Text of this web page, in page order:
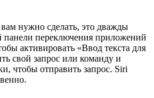
нужно сделать, это дважды
панели переключения приложений
активировать «Ввод текста для
свой запрос или команду и
чтобы отправить запрос. Siri